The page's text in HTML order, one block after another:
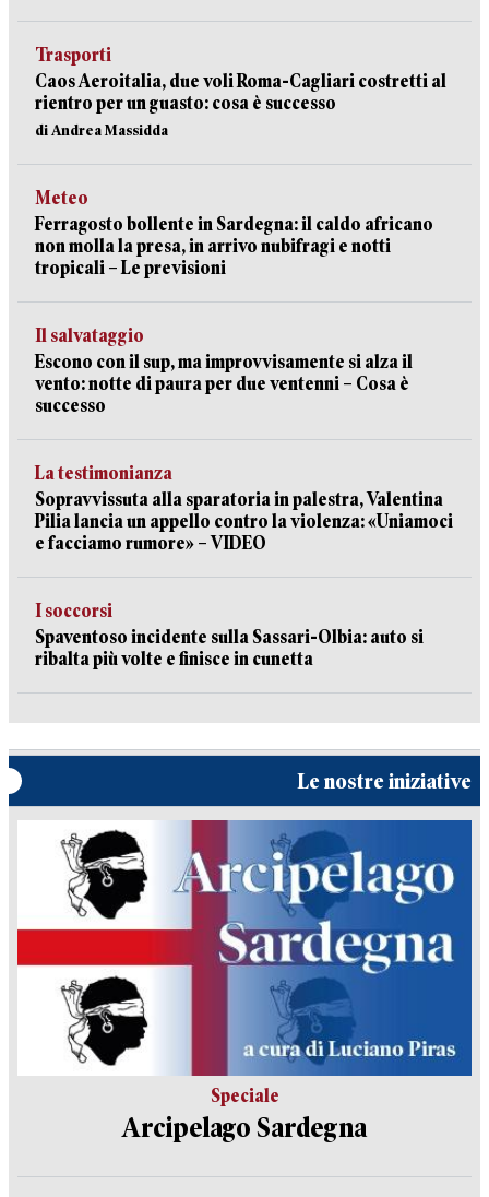
Trasporti
Caos Aeroitalia, due voli Roma-Cagliari costretti al
rientro per un guasto: cosa è successo
di Andrea Massidda
Meteo
Ferragosto bollente in Sardegna: il caldo africano
non molla la presa, in arrivo nubifragi e notti
tropicali – Le previsioni
Il salvataggio
Escono con il sup, ma improvvisamente si alza il
vento: notte di paura per due ventenni – Cosa è
successo
La testimonianza
Sopravvissuta alla sparatoria in palestra, Valentina
Pilia lancia un appello contro la violenza: «Uniamoci
e facciamo rumore» – VIDEO
I soccorsi
Spaventoso incidente sulla Sassari-Olbia: auto si
ribalta più volte e finisce in cunetta
Le nostre iniziative
Speciale
Arcipelago Sardegna